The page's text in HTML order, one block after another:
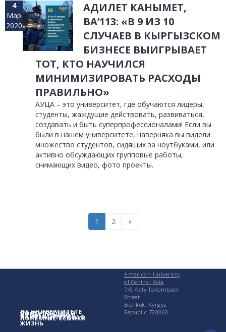
4
Мар
2020
АДИЛЕТ КАНЫМЕТ,
ВА’113: «В 9 ИЗ 10
СЛУЧАЕВ В КЫРГЫЗСКОМ
БИЗНЕСЕ ВЫИГРЫВАЕТ
ТОТ, КТО НАУЧИЛСЯ
МИНИМИЗИРОВАТЬ РАСХОДЫ
ПРАВИЛЬНО»
АУЦА – это университет, где обучаются лидеры,
студенты, жаждущие действовать, развиваться,
создавать и быть суперпрофессионалами! Если вы
были в нашем университете, наверняка вы видели
множество студентов, сидящих за ноутбуками, или
активно обсуждающих групповые работы,
снимающих видео, фото проекты.
1 2 »
ОБ УНИВЕРСИТЕТЕ
ПОСТУПАЮЩИМ
УЧЕБА
ИССЛЕДОВАНИЯ
УНИВЕРСИТЕТСКАЯ
ЖИЗНЬ
ПОЛЕЗНЫЕ ССЫЛКИ
American University
of Central Asia
7/6 Aaly Tokombaev
Street
Bishkek, Kyrgyz
Republic 720060